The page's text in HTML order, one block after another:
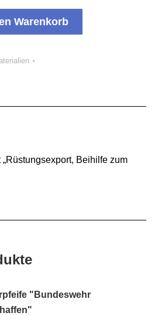
Warenkorb
„Rüstungsexport, Beihilfe zum
"Bundeswehr